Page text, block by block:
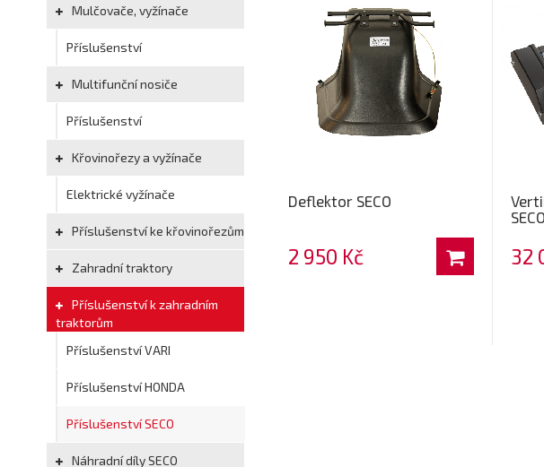
Mulčovače, vyžínače
Příslušenství
Multifunční nosiče
Příslušenství
Křovinořezy a vyžínače
Elektrické vyžínače
Příslušenství ke křovinořezům
Zahradní traktory
Příslušenství k zahradním
traktorům
Příslušenství VARI
Příslušenství HONDA
Příslušenství SECO
Náhradní díly SECO
Deflektor SECO
2 950 Kč
SECO
32